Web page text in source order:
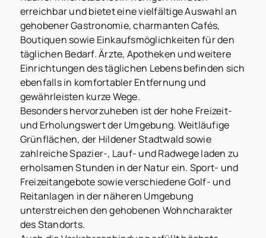
erreichbar und bietet eine vielfältige Auswahl an
gehobener Gastronomie, charmanten Cafés,
Boutiquen sowie Einkaufsmöglichkeiten für den
täglichen Bedarf. Ärzte, Apotheken und weitere
Einrichtungen des täglichen Lebens befinden sich
ebenfalls in komfortabler Entfernung und
gewährleisten kurze Wege.
Besonders hervorzuheben ist der hohe Freizeit-
und Erholungswert der Umgebung. Weitläufige
Grünflächen, der Hildener Stadtwald sowie
zahlreiche Spazier-, Lauf- und Radwege laden zu
erholsamen Stunden in der Natur ein. Sport- und
Freizeitangebote sowie verschiedene Golf- und
Reitanlagen in der näheren Umgebung
unterstreichen den gehobenen Wohncharakter
des Standorts.